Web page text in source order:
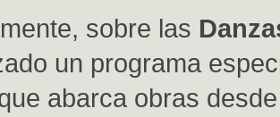
sobre las
un programa
abarca obras